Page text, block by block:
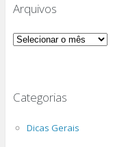
Arquivos
Arquivos
Categorias
Dicas Gerais